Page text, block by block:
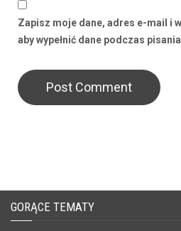
Zapisz moje dane, adres e-mail i
aby wypełnić dane podczas
GORĄCE TEMATY